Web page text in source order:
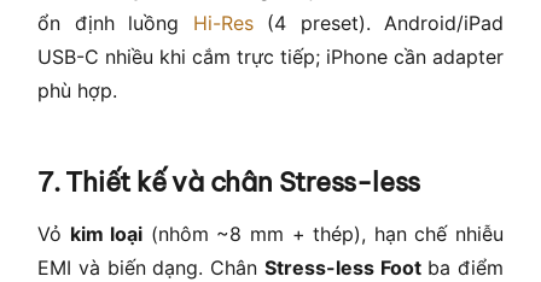
ổn định luồng Hi-Res(4 preset). Android/iPad
USB-C nhiều khi cắm trực tiếp; iPhone cần adapter
phù hợp.
7. Thiết kế và chân Stress-less
Vỏ kim loại (nhôm ~8 mm + thép), hạn chế nhiễu
EMI và biến dạng. Chân Stress-less Footba điểm